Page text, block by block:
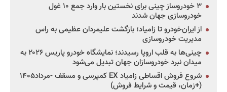
۳ خودروساز چینی برای نخستین بار وارد جمع ۱۰ غول
خودروسازی جهان شدند
از ایران‌خودرو تا زامیاد؛ بازگشت علیمردان عظیمی به راس
مدیریت خودروسازی
چینی‌ها به قلب اروپا رسیدند؛ نمایشگاه خودرو پاریس ۲۰۲۶ به
میدان نبرد خودروسازان جهان تبدیل می‌شود
شروع فروش اقساطی زامیاد EX کمپرسی و مسقف -مرداد۱۴۰۵
(+زمان، قیمت و شرایط فروش)